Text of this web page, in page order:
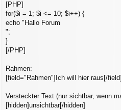
[PHP]
for($i = 1; $i <= 10; $i++) {
echo "Hallo Forum
";
}
[/PHP]
Rahmen:
[field="Rahmen"]Ich will hier raus[/field]
Versteckter Text (nur sichtbar, wenn
[hidden]unsichtbar[/hidden]